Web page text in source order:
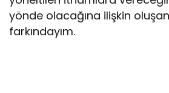
yönde olacağına ilişkin
farkındayım.